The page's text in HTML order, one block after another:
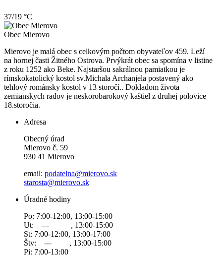
37/19 °C
Obec Mierovo
Mierovo je malá obec s celkovým počtom obyvateľov 459. Leží
na hornej časti Žitného Ostrova. Prvýkrát obec sa spomína v listine
z roku 1252 ako Beke. Najstaršou sakrálnou pamiatkou je
rímskokatolický kostol sv.Michala Archanjela postavený ako
tehlový románsky kostol v 13 storočí.. Dokladom života
zemianskych radov je neskorobarokový kaštiel z druhej polovice
18.storočia.
Adresa
Obecný úrad
Mierovo č. 59
930 41 Mierovo
email: podatelna@mierovo.sk
starosta@mierovo.sk
Úradné hodiny
Po: 7:00-12:00, 13:00-15:00
Ut: --- , 13:00-15:00
St: 7:00-12:00, 13:00-17:00
Štv: --- , 13:00-15:00
Pi: 7:00-13:00